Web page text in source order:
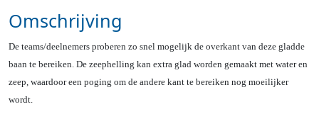
Omschrijving
De teams/deelnemers proberen zo snel mogelijk de overkant van deze gladde
baan te bereiken. De zeephelling kan extra glad worden gemaakt met water en
zeep, waardoor een poging om de andere kant te bereiken nog moeilijker
wordt.